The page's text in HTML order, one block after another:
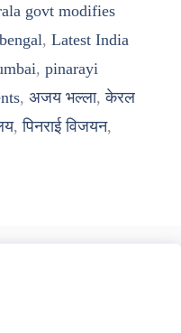
govt modifies
, Latest India
, pinarayi
, अजय भल्ला,केरल
,पिनराई विजयन,